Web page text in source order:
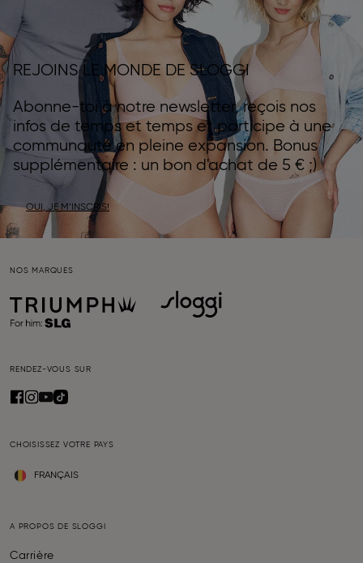
REJOINS LE MONDE DE SLOGGI
Abonne-toi à notre newsletter, reçois nos
infos de temps et temps et participe à une
communauté en pleine expansion. Bonus
supplémentaire : un bon d'achat de 5 € ;)
OUI, JE M’INSCRIS!
NOS MARQUES
RENDEZ-VOUS SUR
CHOISISSEZ VOTRE PAYS
FRANÇAIS
A PROPOS DE SLOGGI
Carrière